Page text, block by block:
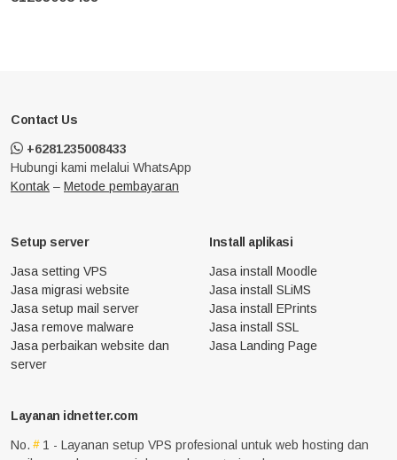
Contact Us
+6281235008433
Hubungi kami melalui WhatsApp
Kontak – Metode pembayaran
Setup server
Jasa setting VPS
Jasa migrasi website
Jasa setup mail server
Jasa remove malware
Jasa perbaikan website dan
server
Install aplikasi
Jasa install Moodle
Jasa install SLiMS
Jasa install EPrints
Jasa install SSL
Jasa Landing Page
Layanan idnetter.com
No.
1 - Layanan setup VPS profesional untuk web hosting dan